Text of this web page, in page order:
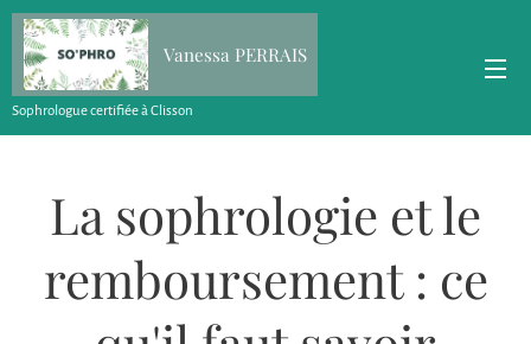
Vanessa PERRAIS
Sophrologue certifiée à Clisson
La sophrologie et le
remboursement : ce